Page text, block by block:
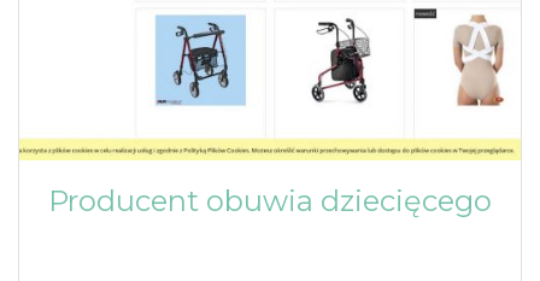
Producent obuwia dziecięcego